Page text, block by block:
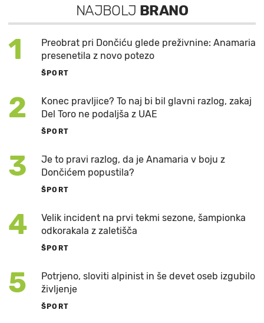
NAJBOLJ BRANO
1
Preobrat pri Dončiću glede preživnine: Anamaria
presenetila z novo potezo
ŠPORT
2
Konec pravljice? To naj bi bil glavni razlog, zakaj
Del Toro ne podaljša z UAE
ŠPORT
3
Je to pravi razlog, da je Anamaria v boju z
Dončićem popustila?
ŠPORT
4
Velik incident na prvi tekmi sezone, šampionka
odkorakala z zaletišča
ŠPORT
5
Potrjeno, sloviti alpinist in še devet oseb izgubilo
življenje
ŠPORT